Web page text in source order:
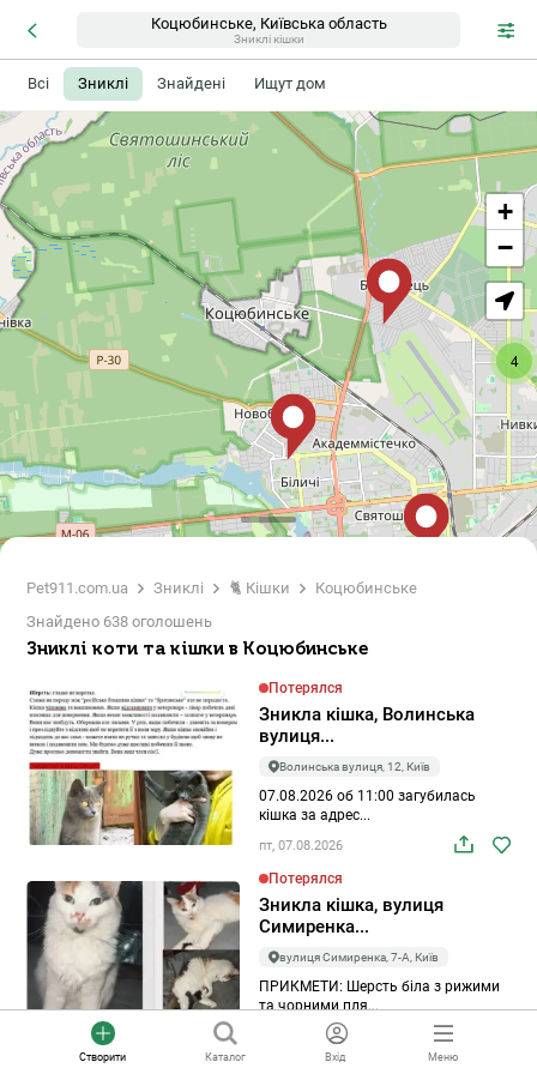
Створити Каталог Вхід Меню
Коцюбинське, Київська область
Зниклі кішки
Всі Зниклі Знайдені Ищут дом
Pet911.com.ua Зниклі 🐈 Кішки
Коцюбинське
Знайдено 638 оголошень
Зниклі коти та кішки в Коцюбинське
Потерялся
Зникла кішка, Волинська
вулиця...
Волинська вулиця, 12, Київ
07.08.2026 об 11:00 загубилась
кішка за адрес...
пт, 07.08.2026
Потерялся
Зникла кішка, вулиця
Симиренка...
вулиця Симиренка, 7-А, Київ
ПРИКМЕТИ: Шерсть біла з рижими
та чорними пля...
пт, 07.08.2026
4
+
−